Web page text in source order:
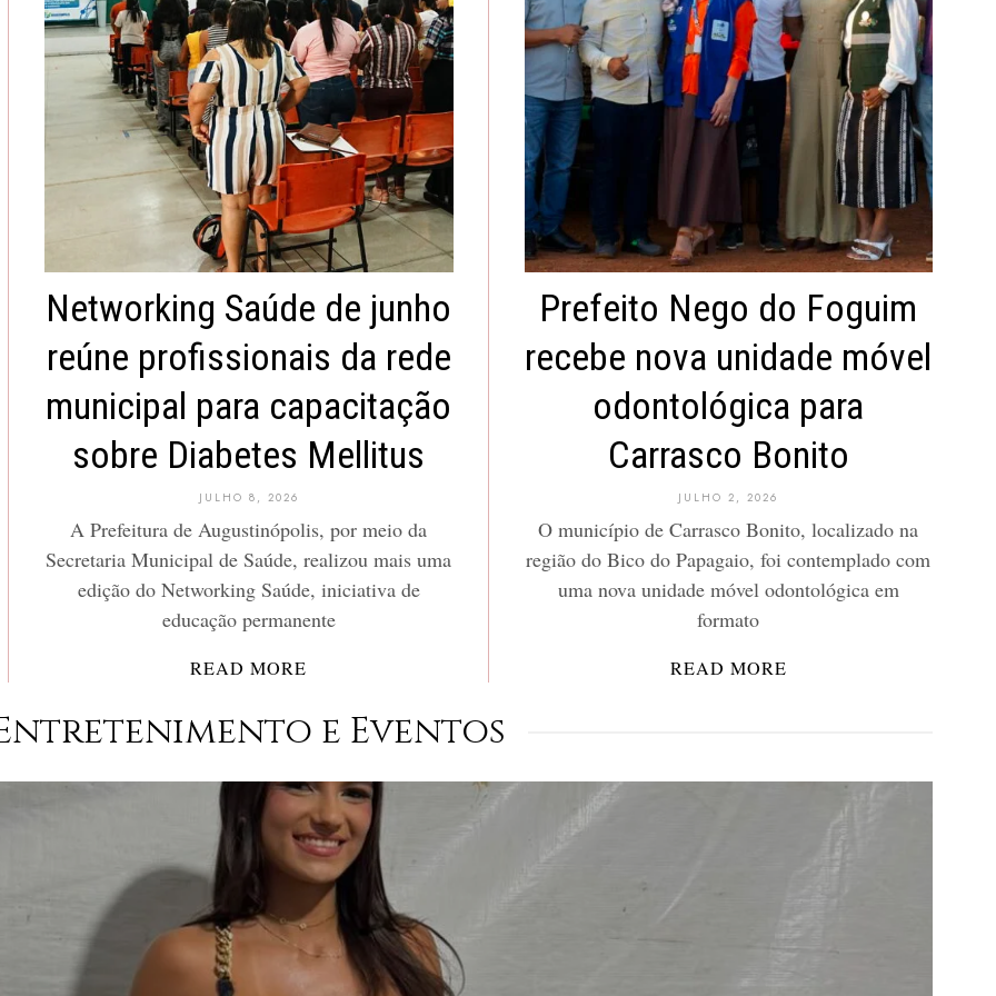
Networking Saúde de junho
reúne profissionais da rede
municipal para capacitação
sobre Diabetes Mellitus
JULHO 8, 2026
A Prefeitura de Augustinópolis, por meio da
Secretaria Municipal de Saúde, realizou mais uma
edição do Networking Saúde, iniciativa de
educação permanente
READ MORE
Prefeito Nego do Foguim
recebe nova unidade móvel
odontológica para
Carrasco Bonito
JULHO 2, 2026
O município de Carrasco Bonito, localizado na
região do Bico do Papagaio, foi contemplado com
uma nova unidade móvel odontológica em
formato
READ MORE
e Eventos